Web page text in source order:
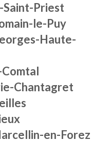
Saint-Priest
le-Puy
Haute-
Chantagret
en-Forez